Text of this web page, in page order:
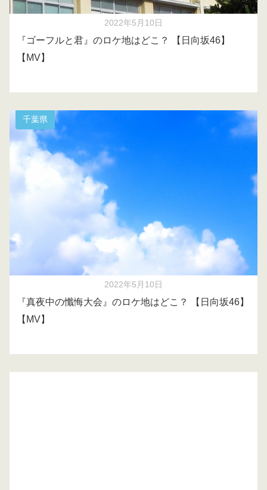
2022年5月10日
『ゴーフルと君』のロケ地はどこ？ 【日向坂46】
【MV】
千葉県
2022年5月10日
『真夜中の懺悔大会』のロケ地はどこ？ 【日向坂46】
【MV】